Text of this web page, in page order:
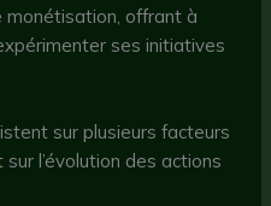
monétisation, offrant à
ses initiatives
sur plusieurs facteurs
l’évolution des actions